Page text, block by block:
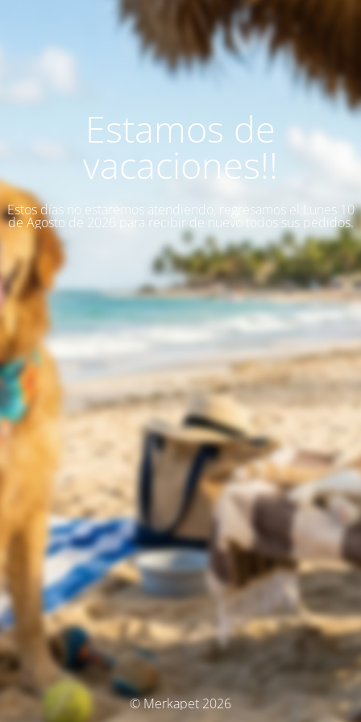
Estamos de
vacaciones!!
Estos días no estaremos atendiendo, regresamos el Lunes 10
de Agosto de 2026 para recibir de nuevo todos sus pedidos.
© Merkapet 2026